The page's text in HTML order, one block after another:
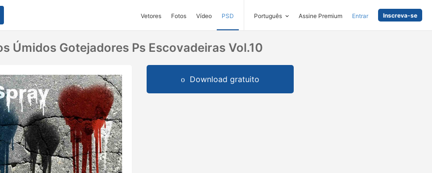
Vetores Fotos Vídeo PSD Português Assine Premium Entrar Inscreva-se
Úmidos Gotejadores Ps Escovadeiras Vol.10
Download gratuito